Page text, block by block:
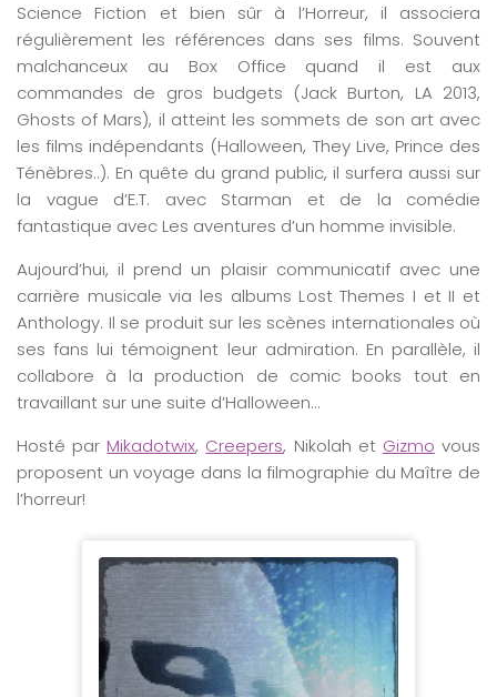
Science Fiction et bien sûr à l’Horreur, il associera
régulièrement les références dans ses films. Souvent
malchanceux au Box Office quand il est aux
commandes de gros budgets (Jack Burton, LA 2013,
Ghosts of Mars), il atteint les sommets de son art avec
les films indépendants (Halloween, They Live, Prince des
Ténèbres..). En quête du grand public, il surfera aussi sur
la vague d’E.T. avec Starman et de la comédie
fantastique avec Les aventures d’un homme invisible.
Aujourd’hui, il prend un plaisir communicatif avec une
carrière musicale via les albums Lost Themes I et II et
Anthology. Il se produit sur les scènes internationales où
ses fans lui témoignent leur admiration. En parallèle, il
collabore à la production de comic books tout en
travaillant sur une suite d’Halloween…
Hosté par Mikadotwix, Creepers, Nikolah et Gizmo vous
proposent un voyage dans la filmographie du Maître de
l’horreur!